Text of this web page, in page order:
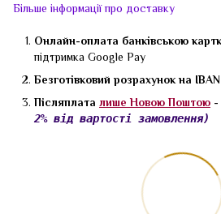
Більше інформації про доставку
Онлайн-оплата банківською
підтримка Google Pay
Безготівковий розрахунок на IBAN
Післяплата лише Новою Поштою -
2% від вартості замовлення)